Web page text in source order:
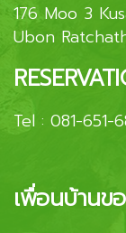
176 Moo 3
Ubon
Tel : 081-651-
เพื่อนบ้านขอ